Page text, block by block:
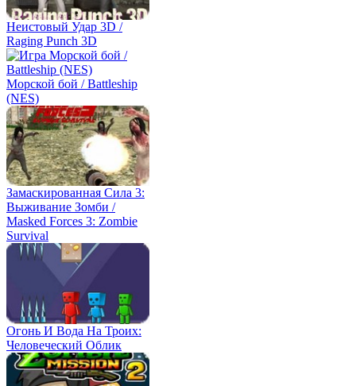
Неистовый Удар 3D /
Raging Punch 3D
Морской бой / Battleship
(NES)
Замаскированная Сила 3:
Выживание Зомби /
Masked Forces 3: Zombie
Survival
Огонь И Вода На Троих:
Человеческий Облик